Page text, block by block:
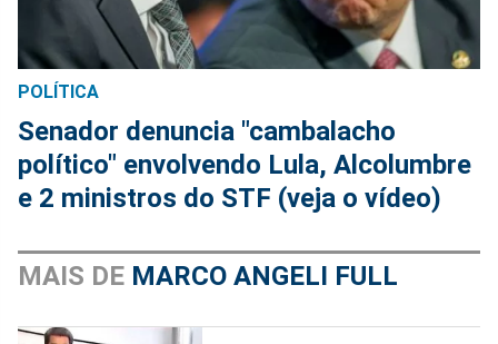
POLÍTICA
Senador denuncia "cambalacho
político" envolvendo Lula, Alcolumbre
e 2 ministros do STF (veja o vídeo)
MAIS DE MARCO ANGELI FULL